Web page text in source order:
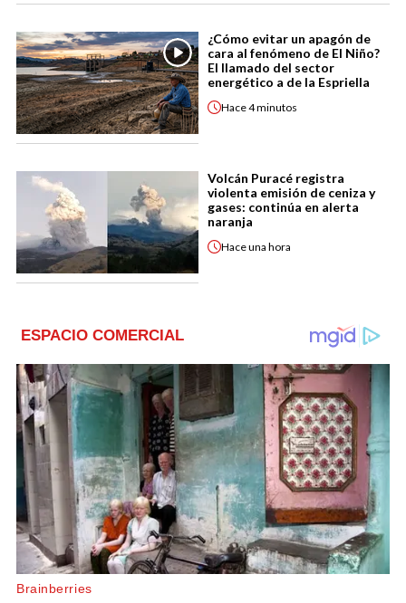
¿Cómo evitar un apagón de
cara al fenómeno de El Niño?
El llamado del sector
energético a de la Espriella
Hace4 minutos
Volcán Puracé registra
violenta emisión de ceniza y
gases: continúa en alerta
naranja
Haceuna hora